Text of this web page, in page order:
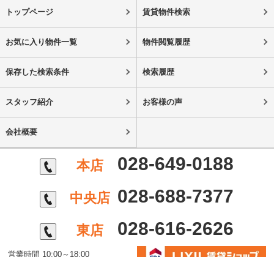
トップページ 賃貸物件検索
お気に入り物件一覧 物件閲覧履歴
保存した検索条件 検索履歴
スタッフ紹介 お客様の声
会社概要
本店 028-649-0188
中央店 028-688-7377
東店 028-616-2626
営業時間 10:00～18:00